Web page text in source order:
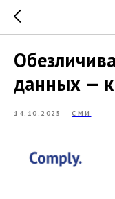
данных —
14.10.2025 СМИ